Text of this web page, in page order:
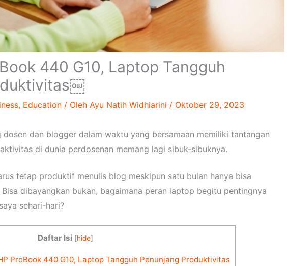
440 G10, Laptop Tangguh
, Education/ Oleh Ayu Natih Widhiarini / Oktober 29, 2023
dosen dan blogger dalam waktu yang bersamaan memiliki tantangan
di dunia perdosenan memang lagi sibuk-sibuknya.
tetap produktif menulis blog meskipun satu bulan hanya bisa
dibayangkan bukan, bagaimana peran laptop begitu pentingnya
sehari-hari?
Daftar Isi [hide]
ProBook 440 G10, Laptop Tangguh Penunjang Produktivitas